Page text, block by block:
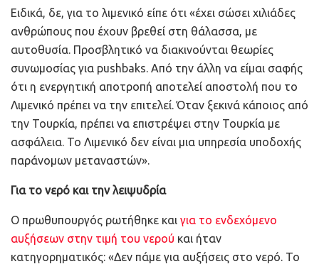
Ειδικά, δε, για το λιμενικό είπε ότι «έχει σώσει χιλιάδες
ανθρώπους που έχουν βρεθεί στη θάλασσα, με
αυτοθυσία. Προσβλητικό να διακινούνται θεωρίες
συνωμοσίας για pushbaks. Από την άλλη να είμαι σαφής
ότι η ενεργητική αποτροπή αποτελεί αποστολή που το
Λιμενικό πρέπει να την επιτελεί. Όταν ξεκινά κάποιος από
την Τουρκία, πρέπει να επιστρέψει στην Τουρκία με
ασφάλεια. Το Λιμενικό δεν είναι μια υπηρεσία υποδοχής
παράνομων μεταναστών».
Για το νερό και την λειψυδρία
Ο πρωθυπουργός ρωτήθηκε και για το ενδεχόμενο
αυξήσεων στην τιμή του νερού και ήταν
κατηγορηματικός: «Δεν πάμε για αυξήσεις στο νερό. Το